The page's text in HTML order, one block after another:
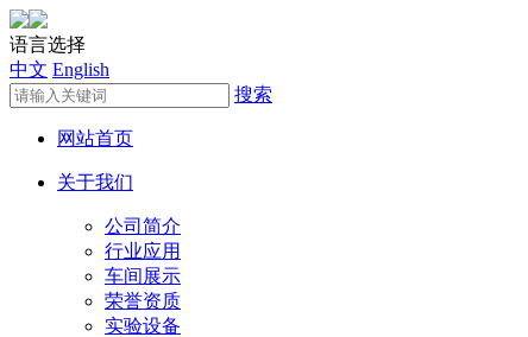
语言选择
中文 English
搜索
网站首页
关于我们
公司简介
行业应用
车间展示
荣誉资质
实验设备